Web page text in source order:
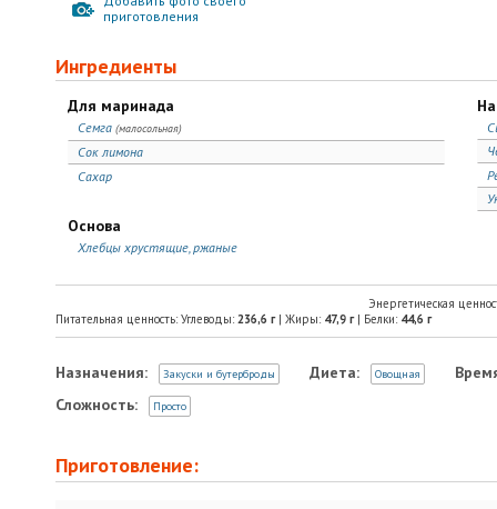
приготовления
Ингредиенты
Для маринада
Семга (малосольная)
Сок лимона
Сахар
Основа
Хлебцы хрустящие, ржаные
Энергетическая
Питательная ценность: Углеводы: 236,6 г| Жиры: 47,9 г| Белки: 44,6 г
Назначения: Закуски и бутерброды Диета: Овощная
Сложность:
Просто
Приготовление: